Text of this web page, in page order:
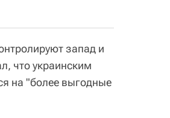
запад и
что украинским
на "более выгодные